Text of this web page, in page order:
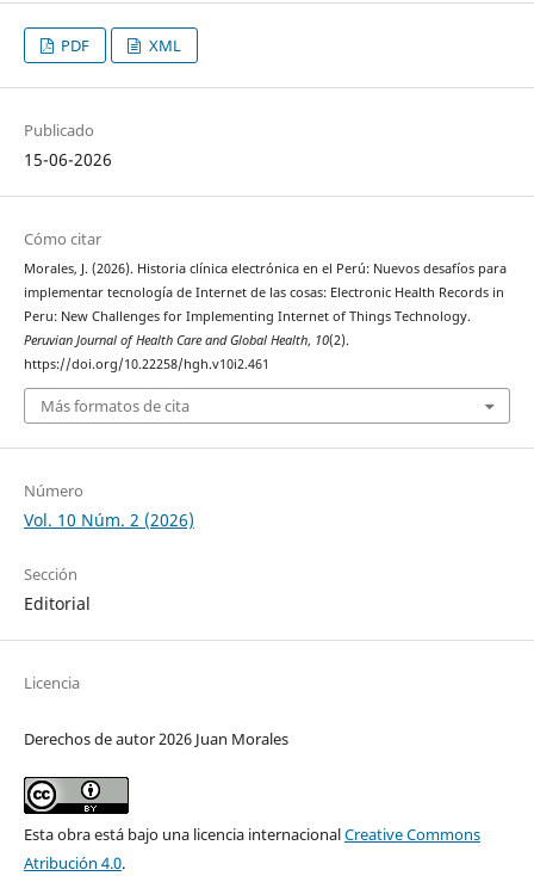
PDF XML
Publicado
15-06-2026
Cómo citar
Morales, J. (2026). Historia clínica electrónica en el Perú: Nuevos desafíos para
implementar tecnología de Internet de las cosas: Electronic Health Records in
Peru: New Challenges for Implementing Internet of Things Technology.
Peruvian Journal of Health Care and Global Health, 10(2).
https://doi.org/10.22258/hgh.v10i2.461
Más formatos de cita
Número
Vol. 10 Núm. 2 (2026)
Sección
Editorial
Licencia
Derechos de autor 2026 Juan Morales
Esta obra está bajo una licencia internacionalCreative Commons
Atribución 4.0.